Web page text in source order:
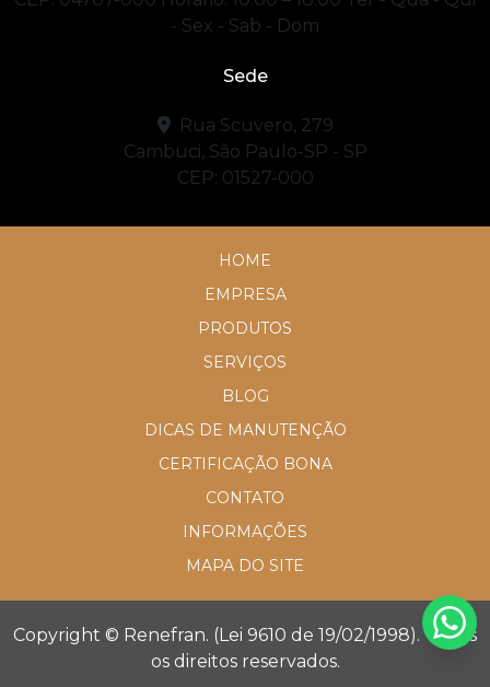
- Sex - Sab - Dom
Sede
Rua Scuvero, 279
Cambuci, São Paulo-SP - SP
CEP: 01527-000
HOME
EMPRESA
PRODUTOS
SERVIÇOS
BLOG
DICAS DE MANUTENÇÃO
CERTIFICAÇÃO BONA
CONTATO
INFORMAÇÕES
MAPA DO SITE
Copyright © Renefran. (Lei 9610 de 19/02/1998). Todos
os direitos reservados.